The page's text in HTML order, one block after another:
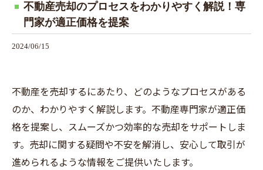
不動産売却のプロセスをわかりやすく解説！専
門家が適正価格を提案
2024/06/15
不動産を売却するにあたり、どのようなプロセスがある
のか、わかりやすく解説します。不動産専門家が適正価
格を提案し、スムーズかつ効率的な売却をサポートしま
す。売却に関する疑問や不安を解消し、安心して取引が
進められるような情報をご提供いたします。